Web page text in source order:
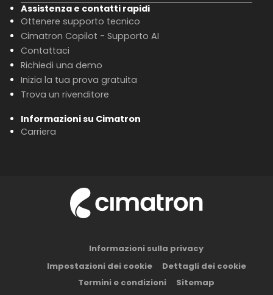
Assistenza e contatti rapidi
Ottenere supporto tecnico
Cimatron Copilot - Supporto AI
Contattaci
Richiedi una demo
Inizia la tua prova gratuita
Trova un rivenditore
Informazioni su Cimatron
Carriera
Informazioni sulla privacy
Impostazioni dei cookie
Dettagli dei cookie
Termini e condizioni
Sitemap